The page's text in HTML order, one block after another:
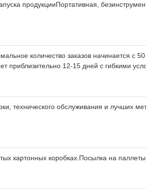
продукцииПортативная,
количество заказов начинается с
приблизительно 12-15 дней с гибкими
технического обслуживания и лучших
картонных коробках.Посылка на